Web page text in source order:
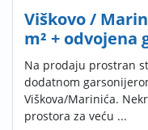
Viškovo /
m² + odvojena
Na prodaju prostran
dodatnom
Viškova/Marinića.
prostora za veću ...